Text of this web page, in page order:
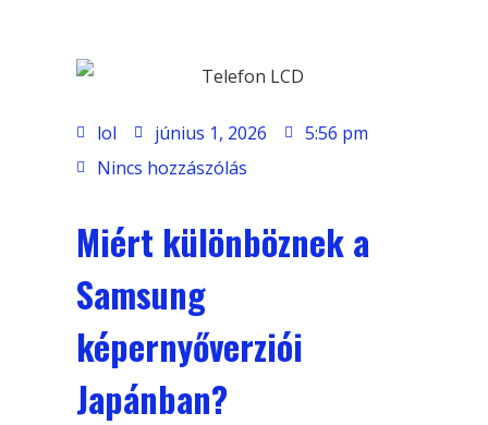
lol június 1, 2026
5:56 pm
Nincs hozzászólás
Miért különböznek a
Samsung
képernyőverziói
Japánban?